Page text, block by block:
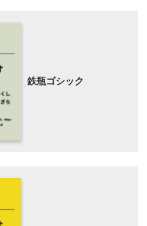
鉄瓶ゴシック